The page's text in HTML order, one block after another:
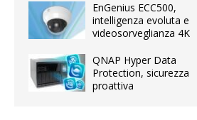
EnGenius ECC500,
intelligenza evoluta e
videosorveglianza 4K
QNAP Hyper Data
Protection, sicurezza
proattiva